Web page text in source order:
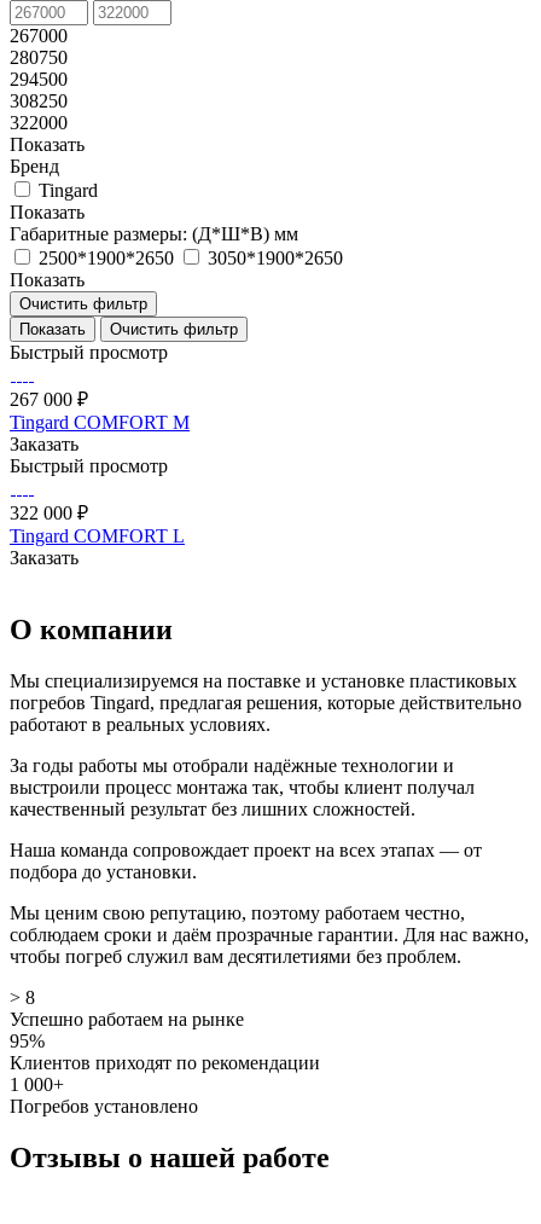
267000
280750
294500
308250
322000
Показать
Бренд
Tingard
Показать
Габаритные размеры: (Д*Ш*В) мм
2500*1900*2650
3050*1900*2650
Показать
Очистить фильтр
Очистить фильтр
Быстрый просмотр
267 000 ₽
Tingard COMFORT M
Заказать
Быстрый просмотр
322 000 ₽
Tingard COMFORT L
Заказать
О компании
Мы специализируемся на поставке и установке пластиковых
погребов Tingard, предлагая решения, которые действительно
работают в реальных условиях.
За годы работы мы отобрали надёжные технологии и
выстроили процесс монтажа так, чтобы клиент получал
качественный результат без лишних сложностей.
Наша команда сопровождает проект на всех этапах — от
подбора до установки.
Мы ценим свою репутацию, поэтому работаем честно,
соблюдаем сроки и даём прозрачные гарантии. Для нас важно,
чтобы погреб служил вам десятилетиями без проблем.
> 8
Успешно работаем на рынке
95%
Клиентов приходят по рекомендации
1 000+
Погребов установлено
Отзывы о нашей работе